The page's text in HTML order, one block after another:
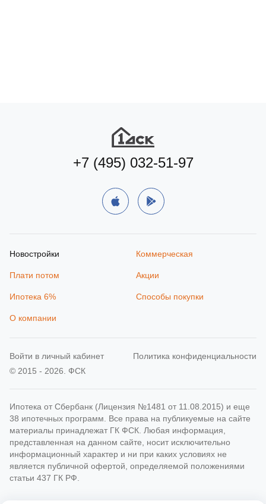
+7 (495) 032-51-97
Новостройки Коммерческая
Плати потом Акции
Ипотека 6% Способы покупки
О компании
© 2015 - 2026. ФСК
Политика конфиденциальности
Ипотека от Сбербанк (Лицензия №1481 от 11.08.2015) и еще
38 ипотечных программ. Все права на публикуемые на сайте
материалы принадлежат ГК ФСК. Любая информация,
представленная на данном сайте, носит исключительно
информационный характер и ни при каких условиях не
является публичной офертой, определяемой положениями
статьи 437 ГК РФ.
Войти в личный кабинет